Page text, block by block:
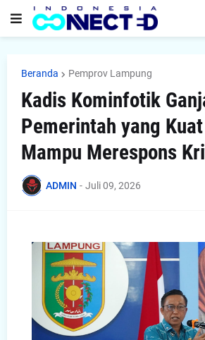
Beranda Pemprov Lampung
Kadis Kominfotik
Pemerintah yang
Mampu Merespons
ADMIN - Juli 09, 2026